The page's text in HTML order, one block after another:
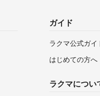
ガイド
ラクマ公式ガイ
はじめての方へ
ラクマについ